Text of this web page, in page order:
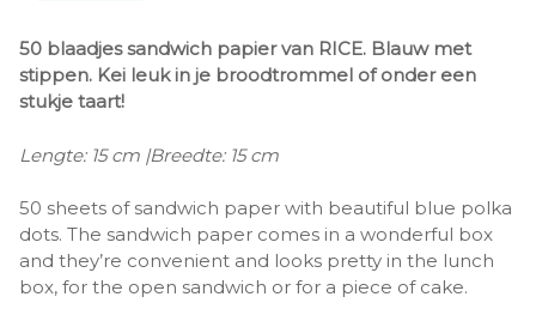
50 blaadjes sandwich papier van RICE. Blauw met
stippen. Kei leuk in je broodtrommel of onder een
stukje taart!
Lengte: 15 cm |Breedte: 15 cm
50 sheets of sandwich paper with beautiful blue polka
dots. The sandwich paper comes in a wonderful box
and they’re convenient and looks pretty in the lunch
box, for the open sandwich or for a piece of cake.